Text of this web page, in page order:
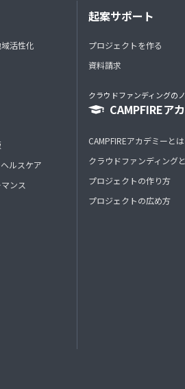
活性化
ルスケア
ンス
起案サポート
プロジェクトを作る
資料請求
クラウドファンディングの
CAMPFIREア
CAMPFIREアカデミーとは
クラウドファンディング
プロジェクトの作り方
プロジェクトの広め方